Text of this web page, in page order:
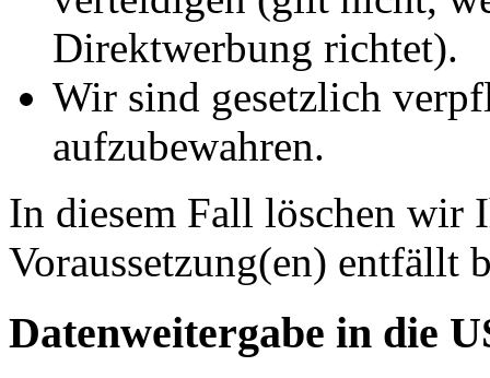
Direktwerbung richtet).
Wir sind gesetzlich
aufzubewahren.
In diesem Fall löschen wir
Voraussetzung(en) entfällt
Datenweitergabe in die